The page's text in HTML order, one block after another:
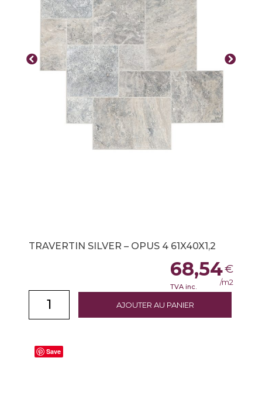
TRAVERTIN SILVER – OPUS 4 61X40X1,2
AJOUTER AU PANIER
68,54€
TVA inc. /m2
Save